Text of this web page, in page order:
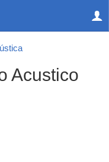
Acustico